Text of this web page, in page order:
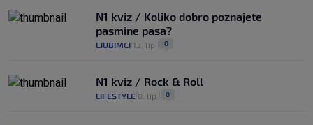
N1 kviz / Koliko dobro poznajete
pasmine pasa?
LJUBIMCI 13. lip. 0
N1 kviz / Rock & Roll
LIFESTYLE 8. lip. 0